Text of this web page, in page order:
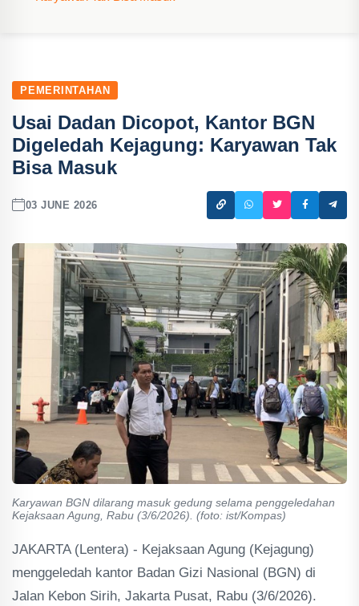
PEMERINTAHAN
Usai Dadan Dicopot, Kantor BGN
Digeledah Kejagung: Karyawan Tak
Bisa Masuk
03 JUNE 2026
Karyawan BGN dilarang masuk gedung selama penggeledahan
Kejaksaan Agung, Rabu (3/6/2026). (foto: ist/Kompas)
JAKARTA (Lentera) - Kejaksaan Agung (Kejagung)
menggeledah kantor Badan Gizi Nasional (BGN) di
Jalan Kebon Sirih, Jakarta Pusat, Rabu (3/6/2026).